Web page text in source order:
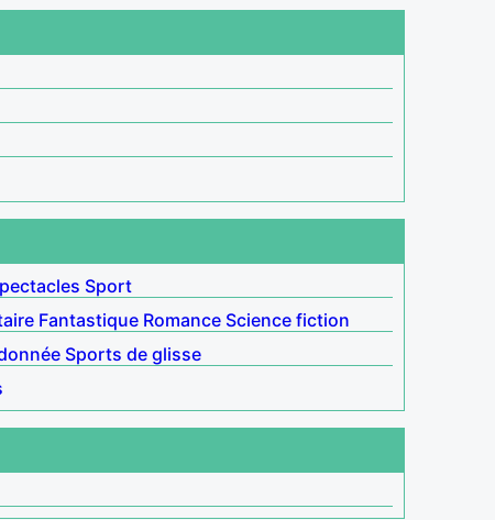
Sport
Fantastique Romance Science fiction
Sports de glisse